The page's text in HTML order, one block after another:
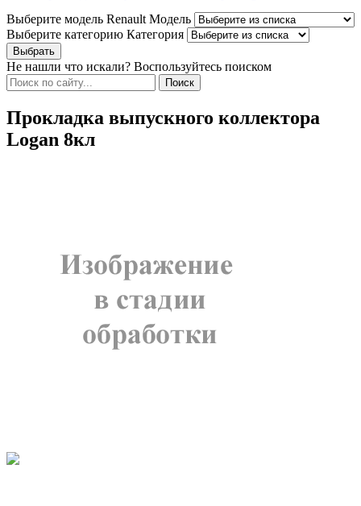
Выберите модель Renault Модель
Выберите категорию Категория
Не нашли что искали? Воспользуйтесь поиском
Прокладка выпускного коллектора
Logan 8кл